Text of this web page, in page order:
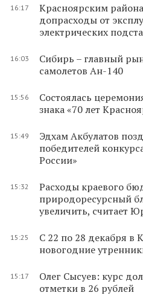
16:17
Красноярским
допрасходы от
электрических
16:03
Сибирь – главный
самолетов Ан-140
15:56
Состоялась
знака «70 лет
15:49
Эдхам Акбулатов
победителей
России»
15:32
Расходы краевого
природоресурсный
увеличить, считает
15:25
С 22 по 28 декабря в
новогодние
15:17
Олег Сысуев: курс
отметки в 26 рублей